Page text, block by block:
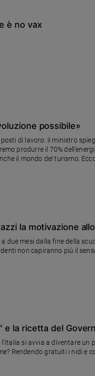
è no vax
possibile»
di lavoro: il ministro
produrre il 70%
il mondo del turismo.
la motivazione
due mesi dalla fine della
non capiranno più il
e la ricetta del
si avvia a diventare un
Rendendo gratuiti i nidi e